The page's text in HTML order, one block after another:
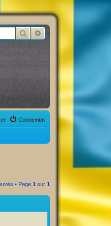
Rechercher
Connexion
• Page 1 sur 1